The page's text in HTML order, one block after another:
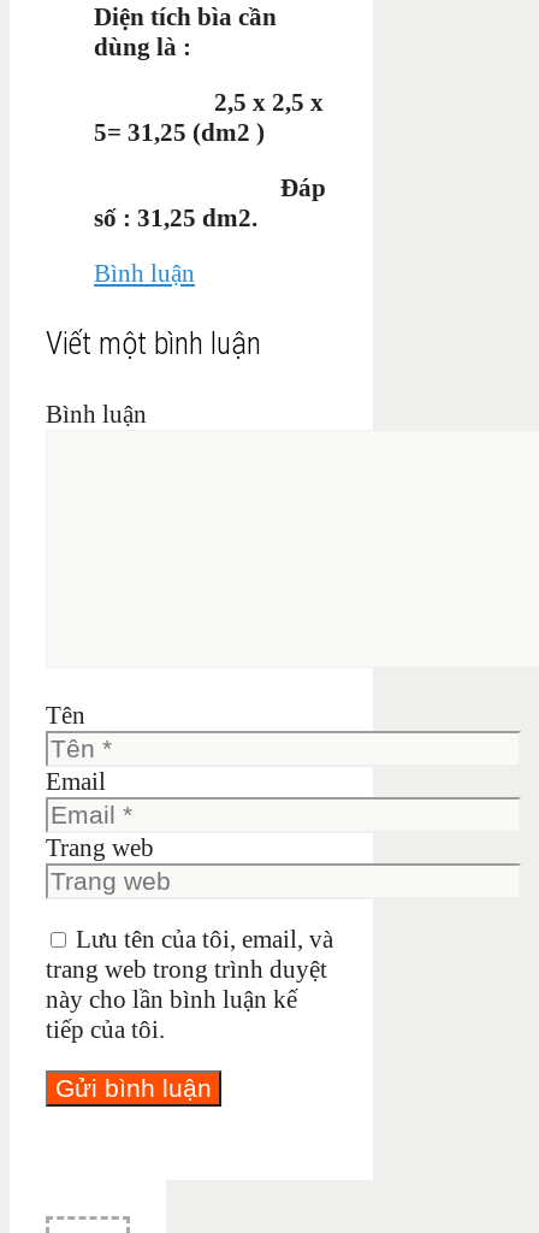
Diện tích bìa cần
dùng là :
2,5 x 2,5 x
5= 31,25 (dm2 )
Đáp
số : 31,25 dm2.
Bình luận
Viết một bình luận
Bình luận
Tên
Email
Trang web
Lưu tên của tôi, email, và
trang web trong trình duyệt
này cho lần bình luận kế
tiếp của tôi.